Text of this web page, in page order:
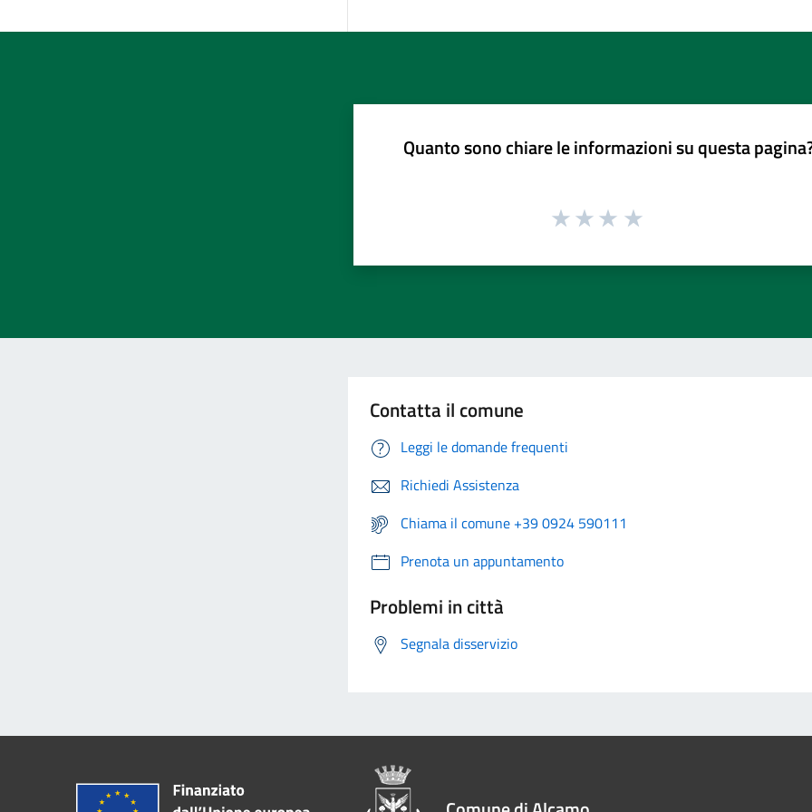
Quanto sono chiare le informazioni su questa
Contatta il comune
Leggi le domande frequenti
Richiedi Assistenza
Chiama il comune +39 0924 590111
Prenota un appuntamento
Problemi in città
Segnala disservizio